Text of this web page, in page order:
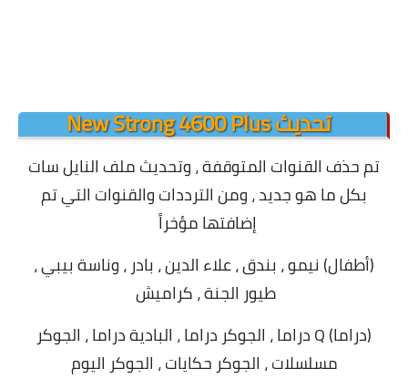
تحديث New Strong 4600 Plus
تم حذف القنوات المتوقفة ، وتحديث ملف النايل سات
بكل ما هو جديد ، ومن الترددات والقنوات التي تم
إضافتها مؤخراً
(أطفال) نيمو ، بندق ، علاء الدين ، بادر ، وناسة بيبي ،
طيور الجنة ، كراميش
(دراما) Q دراما ، الجوكر دراما ، البادية دراما ، الجوكر
مسلسلات ، الجوكر حكايات ، الجوكر اليوم